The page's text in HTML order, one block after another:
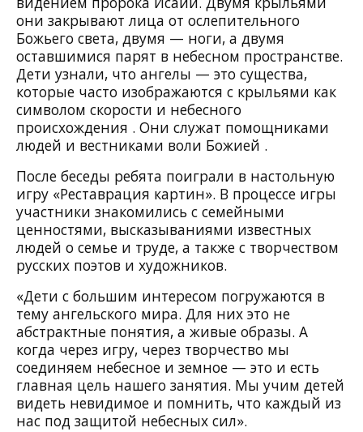
они закрывают лица от ослепительного
Божьего света, двумя — ноги, а двумя
оставшимися парят в небесном пространстве.
Дети узнали, что ангелы — это существа,
которые часто изображаются с крыльями как
символом скорости и небесного
происхождения . Они служат помощниками
людей и вестниками воли Божией .
После беседы ребята поиграли в настольную
игру «Реставрация картин». В процессе игры
участники знакомились с семейными
ценностями, высказываниями известных
людей о семье и труде, а также с творчеством
русских поэтов и художников.
«Дети с большим интересом погружаются в
тему ангельского мира. Для них это не
абстрактные понятия, а живые образы. А
когда через игру, через творчество мы
соединяем небесное и земное — это и есть
главная цель нашего занятия. Мы учим детей
видеть невидимое и помнить, что каждый из
нас под защитой небесных сил».